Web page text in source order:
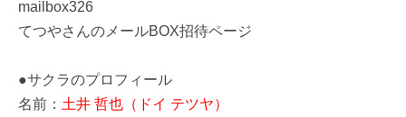
mailbox326
てつやさんのメールBOX招待ページ
●サクラのプロフィール
名前： 土井 哲也（ドイ テツヤ）